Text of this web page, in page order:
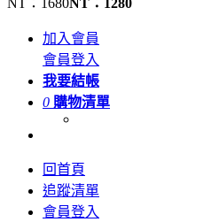
加入會員
會員登入
我要結帳
0 購物清單
回首頁
追蹤清單
會員登入